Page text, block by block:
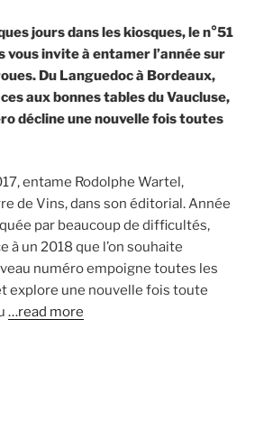
jours dans les kiosques, le n°51
vous invite à entamer l’année sur
Du Languedoc à Bordeaux,
aux bonnes tables du Vaucluse,
décline une nouvelle fois toutes
entame Rodolphe Wartel,
de Vins, dans son éditorial. Année
par beaucoup de difficultés,
à un 2018 que l’on souhaite
numéro empoigne toutes les
explore une nouvelle fois toute
…read more